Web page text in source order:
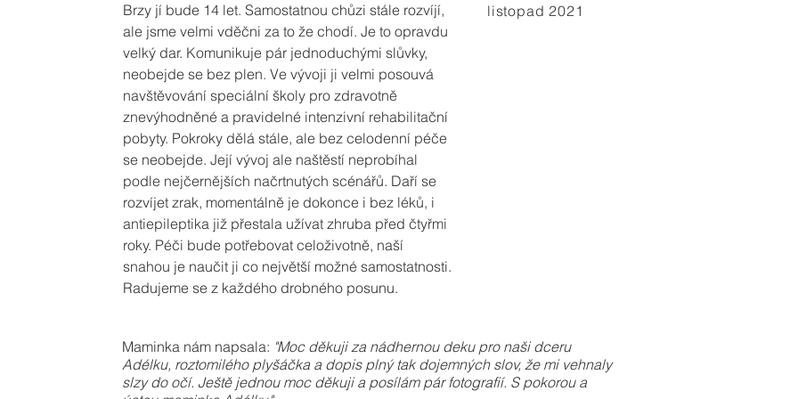
Brzy jí bude 14 let. Samostatnou chůzi stále rozvíjí,
ale jsme velmi vděčni za to že chodí. Je to opravdu
velký dar. Komunikuje pár jednoduchými slůvky,
neobejde se bez plen. Ve vývoji ji velmi posouvá
navštěvování speciální školy pro zdravotně
znevýhodněné a pravidelné intenzivní rehabilitační
pobyty. Pokroky dělá stále, ale bez celodenní péče
se neobejde. Její vývoj ale naštěstí neprobíhal
podle nejčernějších načrtnutých scénářů. Daří se
rozvíjet zrak, momentálně je dokonce i bez léků, i
antiepileptika již přestala užívat zhruba před čtyřmi
roky. Péči bude potřebovat celoživotně, naší
snahou je naučit ji co největší možné samostatnosti.
Radujeme se z každého drobného posunu.
listopad 2021
Maminka nám napsala: "Moc děkuji za nádhernou deku pro naši dceru
Adélku, roztomilého plyšáčka a dopis plný tak dojemných slov, že mi vehnaly
slzy do očí. Ještě jednou moc děkuji a posílám pár fotografií. S pokorou a